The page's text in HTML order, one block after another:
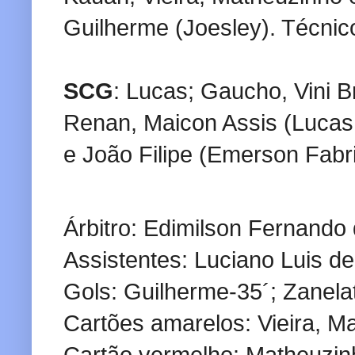
Guilherme (Joesley).
SCG: Lucas; Gaucho, Vini
Renan, Maicon Assis
e João Filipe (Emerson
Árbitro: Edimilson
Assistentes: Luciano Luis
Gols: Guilherme-35´;
Cartões amarelos: Vieira,